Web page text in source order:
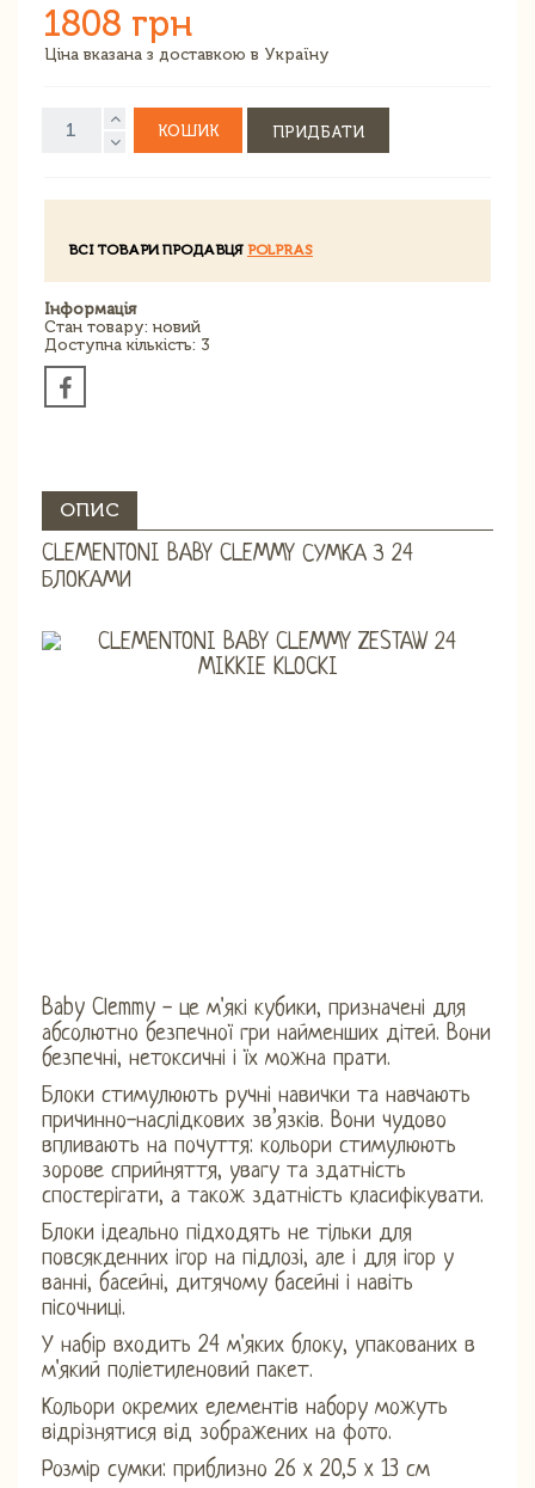
1808 грн
Ціна вказана з доставкою в Україну
КОШИК ПРИДБАТИ
ВСІ ТОВАРИ ПРОДАВЦЯ POLPRAS
Інформація
Стан товару: новий
Доступна кількість: 3
ОПИС
CLEMENTONI BABY CLEMMY СУМКА З 24
БЛОКАМИ
Baby Clemmy - це м'які кубики, призначені для
абсолютно безпечної гри найменших дітей. Вони
безпечні, нетоксичні і їх можна прати.
Блоки стимулюють ручні навички та навчають
причинно-наслідкових зв’язків. Вони чудово
впливають на почуття: кольори стимулюють
зорове сприйняття, увагу та здатність
спостерігати, а також здатність класифікувати.
Блоки ідеально підходять не тільки для
повсякденних ігор на підлозі, але і для ігор у
ванні, басейні, дитячому басейні і навіть
пісочниці.
У набір входить 24 м'яких блоку, упакованих в
м'який поліетиленовий пакет.
Кольори окремих елементів набору можуть
відрізнятися від зображених на фото.
Розмір сумки: приблизно 26 x 20,5 x 13 см